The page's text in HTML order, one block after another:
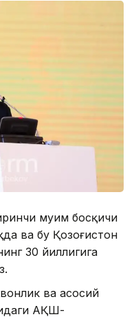
муҳим босқичи
ва бу Қозоғистон
30 йиллигига
ва асосий
AҚШ-